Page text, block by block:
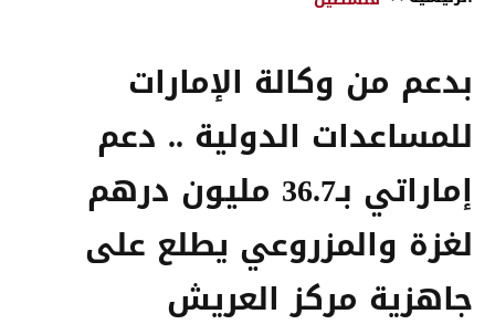
بدعم من وكالة الإمارات
للمساعدات الدولية .. دعم
إماراتي بـ36.7 مليون درهم
لغزة والمزروعي يطلع على
جاهزية مركز العريش